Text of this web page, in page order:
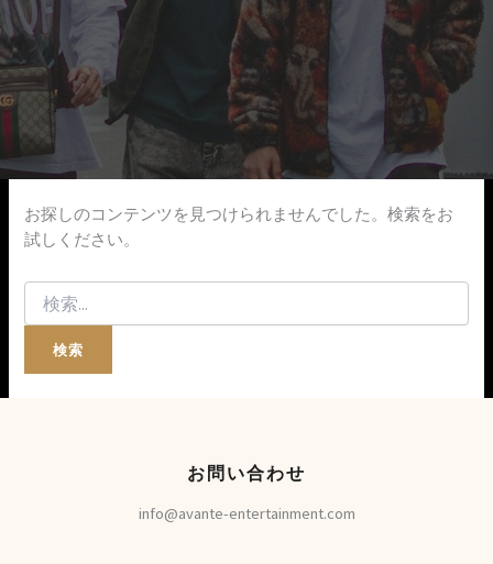
お探しのコンテンツを見つけられませんでした。検索をお
試しください。
お問い合わせ
info@avante-entertainment.com